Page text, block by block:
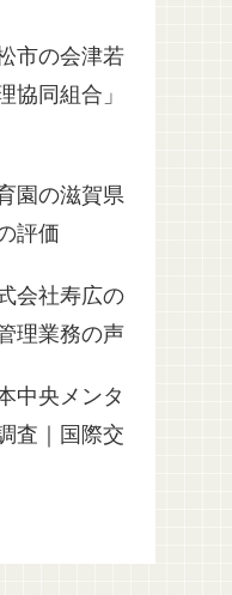
市の会津若
協同組合」
園の滋賀県
評価
会社寿広の
理業務の声
中央メンタ
査｜国際交